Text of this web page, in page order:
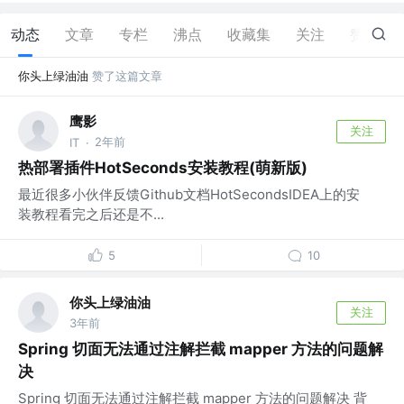
动态 文章 专栏 沸点 收藏集 关注 3
你头上绿油油 赞了这篇文章
鹰影
IT · 2年前
关注
热部署插件HotSeconds安装教程(萌新版)
最近很多小伙伴反馈Github文档HotSecondsIDEA上的安
装教程看完之后还是不...
5 10
你头上绿油油
3年前
关注
Spring 切面无法通过注解拦截 mapper 方法的问题解
决
Spring 切面无法通过注解拦截 mapper 方法的问题解决 背